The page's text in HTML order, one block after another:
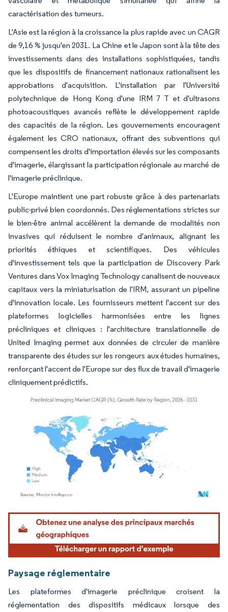
caractérisation des tumeurs.
L'Asie est la région à la croissance la plus rapide avec un CAGR
de 9,16 % jusqu'en 2031. La Chine et le Japon sont à la tête des
investissements dans des installations sophistiquées, tandis
que les dispositifs de financement nationaux rationalisent les
approbations d'acquisition. L'installation par l'Université
polytechnique de Hong Kong d'une IRM 7 T et d'ultrasons
photoacoustiques avancés reflète le développement rapide
des capacités de la région. Les gouvernements encouragent
également les CRO nationaux, offrant des subventions qui
compensent les droits d'importation élevés sur les composants
d'imagerie, élargissant la participation régionale au marché de
l'imagerie préclinique.
L'Europe maintient une part robuste grâce à des partenariats
public-privé bien coordonnés. Des réglementations strictes sur
le bien-être animal accélèrent la demande de modalités non
invasives qui réduisent le nombre d'animaux, alignant les
priorités éthiques et scientifiques. Des véhicules
d'investissement tels que la participation de Discovery Park
Ventures dans Vox Imaging Technology canalisent de nouveaux
capitaux vers la miniaturisation de l'IRM, assurant un pipeline
d'innovation locale. Les fournisseurs mettent l'accent sur des
plateformes logicielles harmonisées entre les lignes
précliniques et cliniques : l'architecture translationnelle de
United Imaging permet aux données de circuler de manière
transparente des études sur les rongeurs aux études humaines,
renforçant l'accent de l'Europe sur des flux de travail d'imagerie
cliniquement prédictifs.
Image © Mordor Intelligence. La réutilisation nécessite une attribution sous CC BY
Paysage réglementaire
Les plateformes d'imagerie préclinique croisent la
réglementation des dispositifs médicaux lorsque des